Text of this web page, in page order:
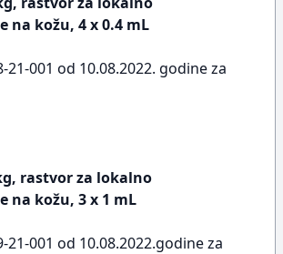
na kožu, 4 x 0.4 mL
21-001 od 10.08.2022. godine za
rastvor za lokalno
na kožu, 3 x 1 mL
21-001 od 10.08.2022.godine za